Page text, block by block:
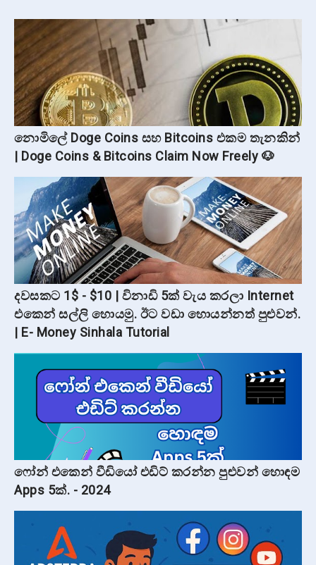
නොමිලේ Doge Coins සහ Bitcoins එකම තැනකින්
| Doge Coins & Bitcoins Claim Now Freely 🐶
දවසකට 1$ - $10 | විනාඩි 5ක් වැය කරලා Internet
එකෙන් සල්ලි හොයමු. ඊට වඩා හොයන්නත් පුළුවන්.
| E- Money Sinhala Tutorial
ෆෝන් එකෙන් වීඩියෝ එඩිට් කරන්න පුළුවන් හොඳම
Apps 5ක්. - 2024